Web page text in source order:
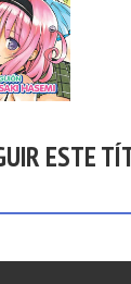
ESTE